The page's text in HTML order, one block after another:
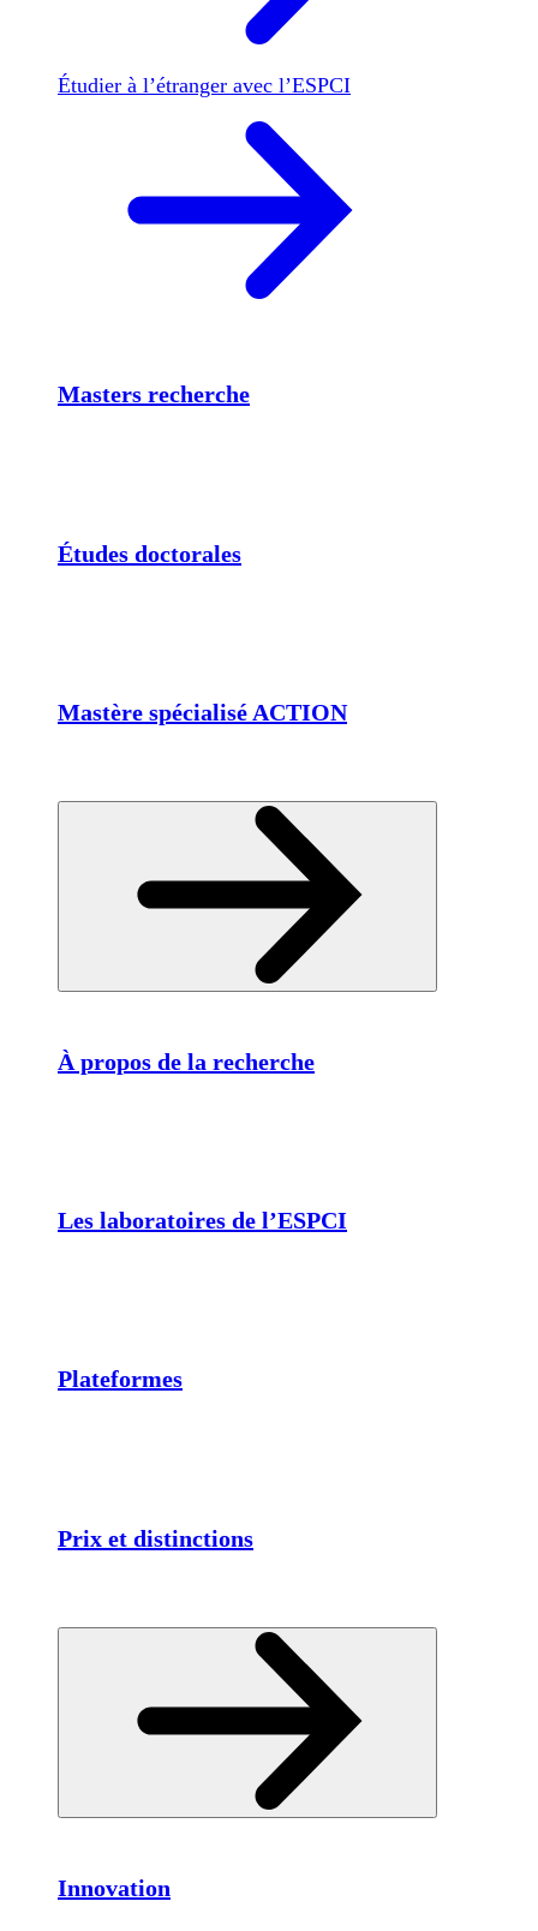
Étudier à l’étranger avec l’ESPCI
Masters recherche
Études doctorales
Mastère spécialisé ACTION
À propos de la recherche
Les laboratoires de l’ESPCI
Plateformes
Prix et distinctions
Innovation